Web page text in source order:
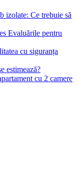
izolate: Ce trebuie să
Evaluările pentru
cu siguranța
estimează?
cu 2 camere